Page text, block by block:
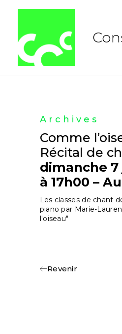
Archives
Comme
Récital de
dimanche 7
à 17h00 –
Les classes de chant
piano par Marie-
l'oiseau"
Revenir